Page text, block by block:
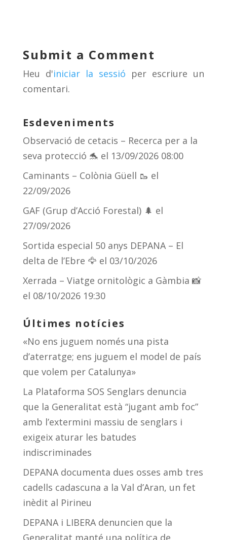
y d
s
a
m
ar
te
ix
Submit a Comment
Heu d'iniciar la sessió per escriure un
comentari.
Esdeveniments
Observació de cetacis – Recerca per a la
seva protecció 🐬 el 13/09/2026 08:00
Caminants – Colònia Güell 🥾 el
22/09/2026
GAF (Grup d’Acció Forestal) 🌲 el
27/09/2026
Sortida especial 50 anys DEPANA – El
delta de l’Ebre 🦅 el 03/10/2026
Xerrada – Viatge ornitològic a Gàmbia 📸
el 08/10/2026 19:30
Últimes notícies
«No ens juguem només una pista
d’aterratge; ens juguem el model de país
que volem per Catalunya»
La Plataforma SOS Senglars denuncia
que la Generalitat està “jugant amb foc”
amb l’extermini massiu de senglars i
exigeix aturar les batudes
indiscriminades
DEPANA documenta dues osses amb tres
cadells cadascuna a la Val d’Aran, un fet
inèdit al Pirineu
DEPANA i LIBERA denuncien que la
Generalitat manté una política de